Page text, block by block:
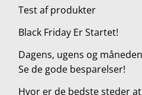
Test af produkter
Black Friday Er Startet!
Dagens, ugens og
Se de gode besparelser!
Hvor er de bedste steder